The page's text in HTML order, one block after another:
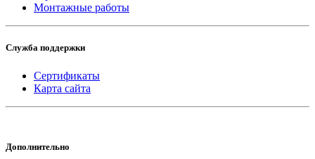
Монтажные работы
Служба поддержки
Сертификаты
Карта сайта
Дополнительно